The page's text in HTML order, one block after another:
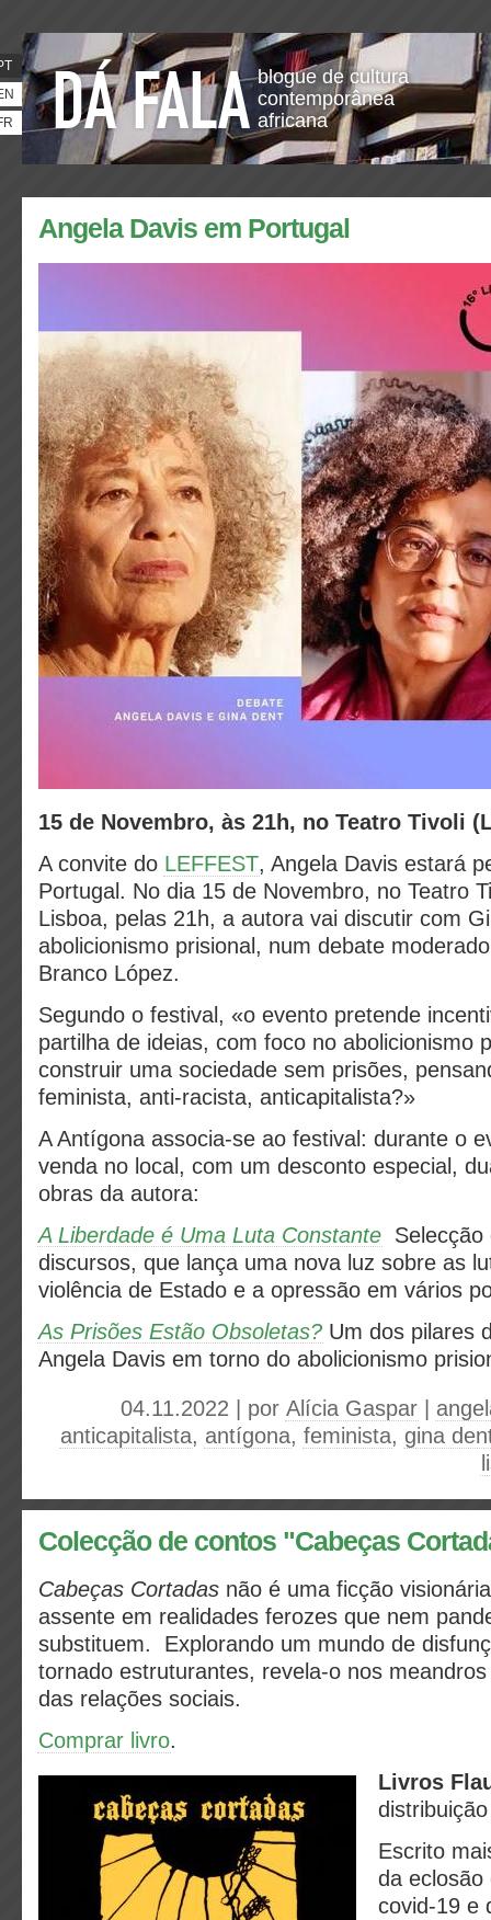
blogue de cultura
contemporânea
africana
Angela Davis em Portugal
15 de Novembro, às 21h, no Teatro Tivoli
A convite do LEFFEST, Angela Davis estará
Portugal. No dia 15 de Novembro, no Teatro
Lisboa, pelas 21h, a autora vai discutir com
abolicionismo prisional, num debate
Branco López.
Segundo o festival, «o evento pretende
partilha de ideias, com foco no abolicionismo
construir uma sociedade sem prisões,
feminista, anti-racista, anticapitalista?»
A Antígona associa-se ao festival: durante o
venda no local, com um desconto especial,
obras da autora:
A Liberdade é Uma Luta Constante Selecção
discursos, que lança uma nova luz sobre as
violência de Estado e a opressão em vários
As Prisões Estão Obsoletas? Um dos pilares
Angela Davis em torno do
04.11.2022 | por Alícia Gaspar
anticapitalista, antígona, feminista, gina
Colecção de contos "Cabeças
Cabeças Cortadas não é uma ficção
assente em realidades ferozes que nem
substituem. Explorando um mundo de
tornado estruturantes, revela-o nos
das relações sociais.
Comprar livro.
Livros
Escrito
da eclosão
covid-19 e